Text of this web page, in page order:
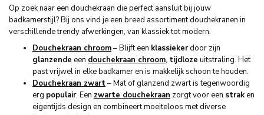
Op zoek naar een douchekraan die perfect aansluit bij jouw
badkamerstijl? Bij ons vind je een breed assortiment douchekranen in
verschillende trendy afwerkingen, van klassiek tot modern.
Douchekraan chroom– Blijft een klassiekerdoor zijn
glanzende een douchekraan chroom, tijdloze uitstraling. Het
past vrijwel in elke badkamer en is makkelijk schoon te houden.
Douchekraan zwart–Mat of glanzend zwart is tegenwoordig
erg populair. Een zwarte douchekraan zorgt voor een straken
eigentijds design en combineert moeiteloos met diverse